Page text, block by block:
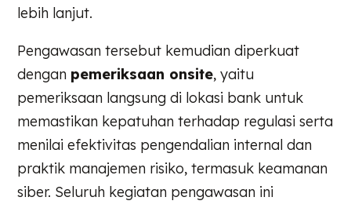
lebih lanjut.
Pengawasan tersebut kemudian diperkuat
dengan pemeriksaan onsite, yaitu
pemeriksaan langsung di lokasi bank untuk
memastikan kepatuhan terhadap regulasi serta
menilai efektivitas pengendalian internal dan
praktik manajemen risiko, termasuk keamanan
siber. Seluruh kegiatan pengawasan ini